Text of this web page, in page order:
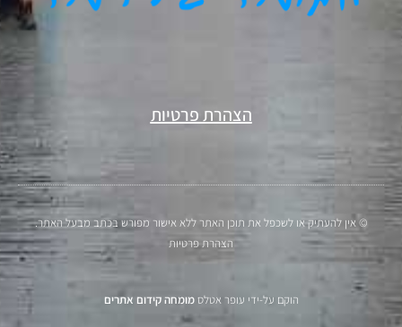
הצהרת פרטיות
© אין להעתיק או לשכפל את תוכן האתר ללא אישור מפורש בכתב מבעל האתר.
הצהרת פרטיות
הוקם על-ידי עופר אטלס מומחה קידום אתרים